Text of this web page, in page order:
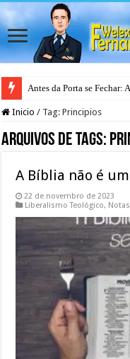
Antes da Porta se Fechar:
Inicio / Tag:Principios
Arquivos de Tags:
A Bíblia não é
22 de novembro de 2023
Liberalismo Teológico,